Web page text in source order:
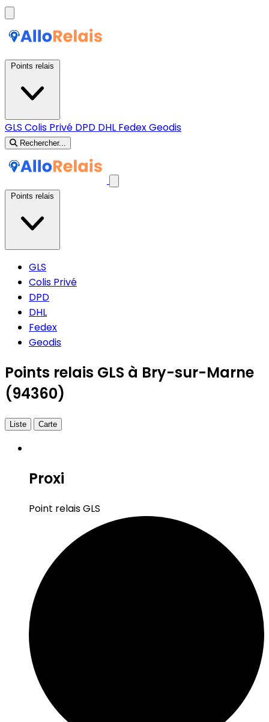
GLS Colis Privé DPD DHL FedexGeodis
Rechercher...
GLS
Colis Privé
DPD
DHL
Fedex
Geodis
Points relais GLS à Bry-sur-Marne
(94360)
Liste Carte
Proxi
Point relais GLS